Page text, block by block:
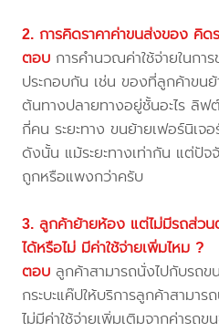
2. การคิดราคาค่าขนส่งของ คิด
ตอบ การคำนวณค่าใช้จ่ายในก
ประกอบกัน เช่น ของที่ลูกค้าขนย้
ต้นทางปลายทางอยู่ชั้นอะไร ลิฟ
กี่คน ระยะทาง ขนย้ายเฟอร์นิเจ
ดังนั้น แม้ระยะทางเท่ากัน แต่ปั
ถูกหรือแพงกว่าครับ
3. ลูกค้าย้ายห้อง แต่ไม่มีรถส่ว
ได้หรือไม่ มีค่าใช้จ่ายเพิ่มไหม ?
ตอบ ลูกค้าสามารถนั่งไปกับรถข
กระบะแค๊ปให้บริการลูกค้าสามา
ไม่มีค่าใช้จ่ายเพิ่มเติมจากค่ารถ